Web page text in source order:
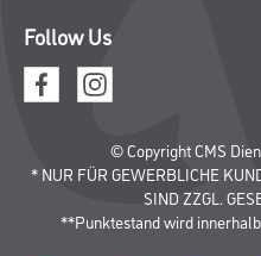
Follow Us
© Copyright CMS
* NUR FÜR GEWERBLICHE
SIND ZZGL.
**Punktestand wird